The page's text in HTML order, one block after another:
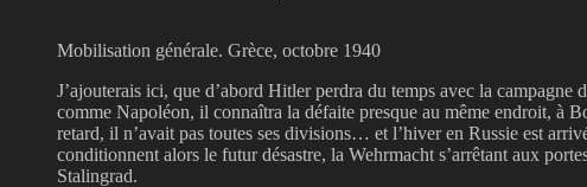
Mobilisation générale. Grèce, octobre 1940
J’ajouterais ici, que d’abord Hitler perdra du temps avec la
comme Napoléon, il connaîtra la défaite presque au même endroit, à
retard, il n’avait pas toutes ses divisions… et l’hiver en Russie est
conditionnent alors le futur désastre, la Wehrmacht s’arrêtant aux
Stalingrad.